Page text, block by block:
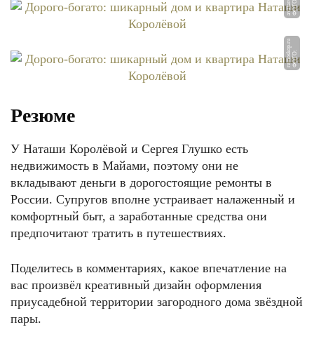
Ф
О
Т
О:
a
v
at
a
r
s.
m
d
s.
y
a
n
d
e
x.
n
Ф
О
Т
О:
r
e
m
o
s
k
o
p.
r
u
Резюме
У Наташи Королёвой и Сергея Глушко есть
недвижимость в Майами, поэтому они не
вкладывают деньги в дорогостоящие ремонты в
России. Супругов вполне устраивает налаженный и
комфортный быт, а заработанные средства они
предпочитают тратить в путешествиях.
Поделитесь в комментариях, какое впечатление на
вас произвёл креативный дизайн оформления
приусадебной территории загородного дома звёздной
пары.